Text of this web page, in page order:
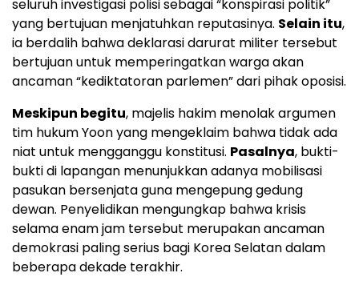
seluruh investigasi polisi sebagai “konspirasi politik”
yang bertujuan menjatuhkan reputasinya. Selain itu,
ia berdalih bahwa deklarasi darurat militer tersebut
bertujuan untuk memperingatkan warga akan
ancaman “kediktatoran parlemen” dari pihak oposisi.
Meskipun begitu, majelis hakim menolak argumen
tim hukum Yoon yang mengeklaim bahwa tidak ada
niat untuk mengganggu konstitusi. Pasalnya, bukti-
bukti di lapangan menunjukkan adanya mobilisasi
pasukan bersenjata guna mengepung gedung
dewan. Penyelidikan mengungkap bahwa krisis
selama enam jam tersebut merupakan ancaman
demokrasi paling serius bagi Korea Selatan dalam
beberapa dekade terakhir.